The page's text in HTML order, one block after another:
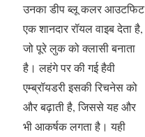
उनका डीप ब्लू कलर आउटफिट
एक शानदार रॉयल वाइब देता है,
जो पूरे लुक को क्लासी बनाता
है। लहंगे पर की गई हैवी
एम्ब्रॉयडरी इसकी रिचनेस को
और बढ़ाती है, जिससे यह और
भी आकर्षक लगता है। यही